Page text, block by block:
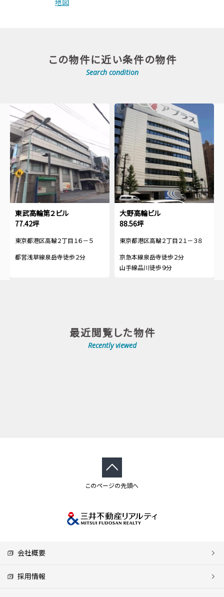
地図
この物件に近い条件の物件
Search condition
東武高輪第２ビル
77.42坪
東京都港区高輪２丁目１６－５
都営浅草線泉岳寺徒歩２分
大野高輪ビル
88.56坪
東京都港区高輪２丁目２１－３８
京急本線泉岳寺徒歩２分
山手線品川徒歩９分
最近閲覧した物件
Recently viewed
このページの先頭へ
会社概要
採用情報